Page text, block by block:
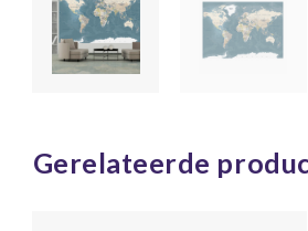
Gerelateerde